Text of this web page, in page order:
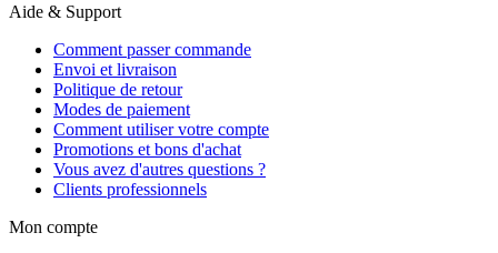
Aide & Support
Comment passer commande
Envoi et livraison
Politique de retour
Modes de paiement
Comment utiliser votre compte
Promotions et bons d'achat
Vous avez d'autres questions ?
Clients professionnels
Mon compte